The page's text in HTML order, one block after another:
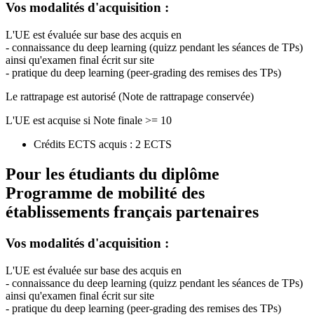
Vos modalités d'acquisition :
L'UE est évaluée sur base des acquis en
- connaissance du deep learning (quizz pendant les séances de TPs)
ainsi qu'examen final écrit sur site
- pratique du deep learning (peer-grading des remises des TPs)
Le rattrapage est autorisé (Note de rattrapage conservée)
L'UE est acquise si Note finale >= 10
Crédits ECTS acquis : 2 ECTS
Pour les étudiants du diplôme
Programme de mobilité des
établissements français partenaires
Vos modalités d'acquisition :
L'UE est évaluée sur base des acquis en
- connaissance du deep learning (quizz pendant les séances de TPs)
ainsi qu'examen final écrit sur site
- pratique du deep learning (peer-grading des remises des TPs)